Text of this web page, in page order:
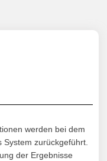
werden bei dem
System zurückgeführt.
der Ergebnisse